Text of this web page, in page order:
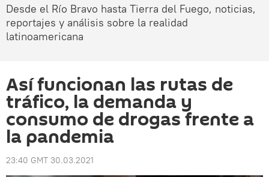
Desde el Río Bravo hasta Tierra del Fuego, noticias,
reportajes y análisis sobre la realidad
latinoamericana
Así funcionan las rutas de
tráfico, la demanda y
consumo de drogas frente a
la pandemia
23:40 GMT 30.03.2021